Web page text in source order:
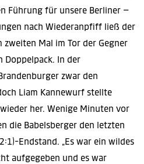
Führung für unsere Berliner –
nach Wiederanpfiff ließ der
zweiten Mal im Tor der Gegner
Doppelpack. In der
zwar den
Liam Kannewurf stellte
her. Wenige Minuten vor
die Babelsberger den letzten
Endstand. „Es war ein wildes
aufgegeben und es war